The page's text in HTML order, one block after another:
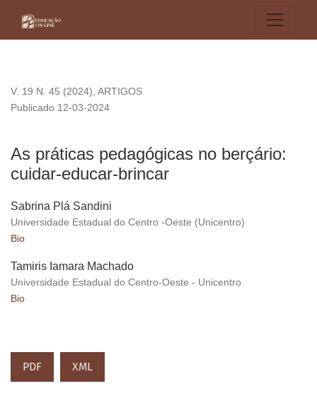
V. 19 N. 45 (2024), ARTIGOS
As práticas pedagógicas no berçário:
cuidar-educar-brincar
Publicado 12-03-2024
Sabrina Plá Sandini
Universidade Estadual do Centro -Oeste (Unicentro)
Bio
Tamiris Iamara Machado
Universidade Estadual do Centro-Oeste - Unicentro
Bio
PDF XML